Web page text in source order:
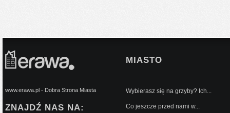
www.erawa.pl - Dobra Strona Miasta
ZNAJDŹ NAS NA:
MIASTO
Wybierasz się na grzyby? Ich...
Co jeszcze przed nami w...